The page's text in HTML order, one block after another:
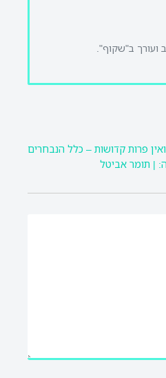
ב"שקוף".
פרות קדושות – כלל הנבחרים
| תומר אביטל